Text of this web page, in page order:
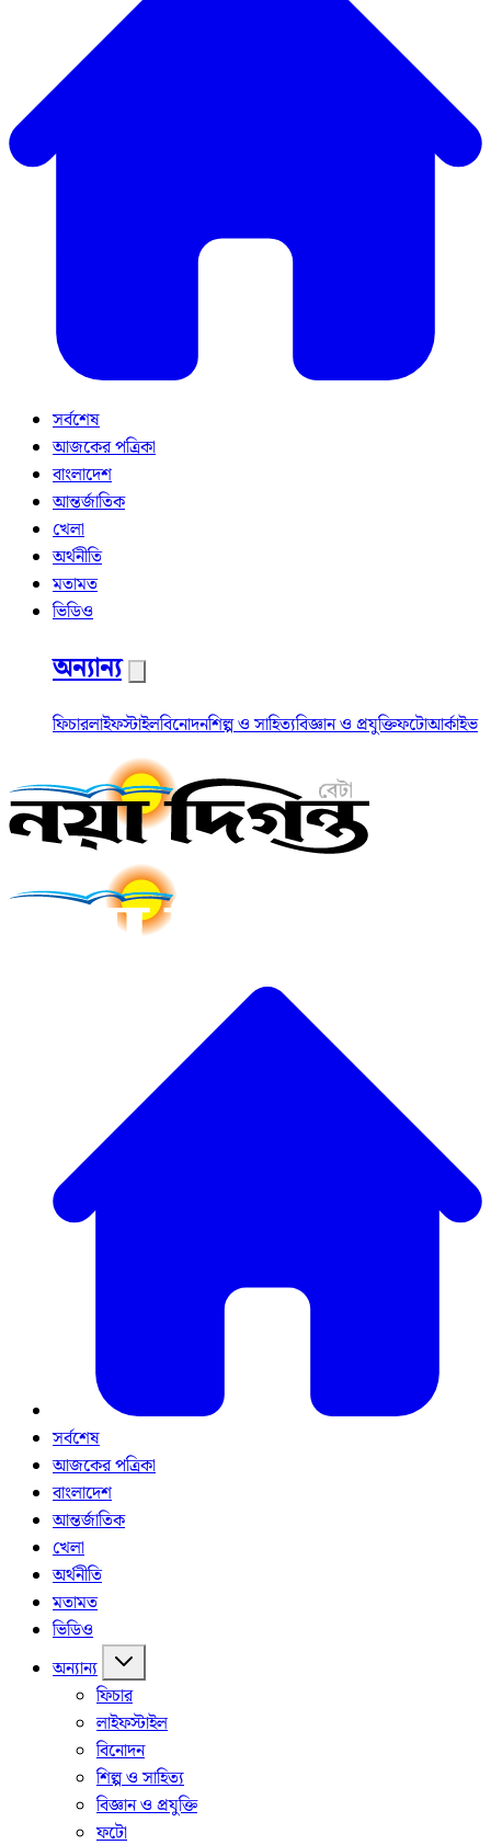
সর্বশেষ
আজকের পত্রিকা
বাংলাদেশ
আন্তর্জাতিক
খেলা
অর্থনীতি
মতামত
ভিডিও
অন্যান্য
ফিচারলাইফস্টাইলবিনোদনশিল্প ও সাহিত্যবিজ্ঞান ও প্রযুক্তিফটোআর্কাইভ
সর্বশেষ
আজকের পত্রিকা
বাংলাদেশ
আন্তর্জাতিক
খেলা
অর্থনীতি
মতামত
ভিডিও
অন্যান্য
ফিচার
লাইফস্টাইল
বিনোদন
শিল্প ও সাহিত্য
বিজ্ঞান ও প্রযুক্তি
ফটো